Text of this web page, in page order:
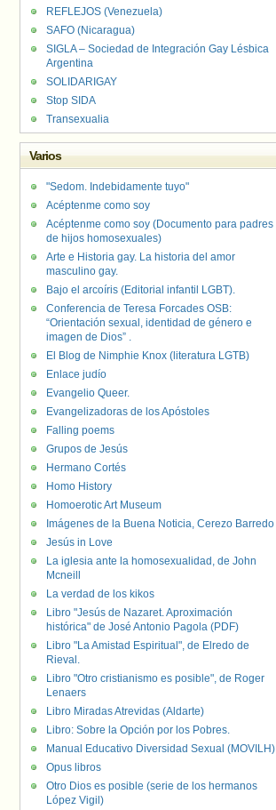
REFLEJOS (Venezuela)
SAFO (Nicaragua)
SIGLA – Sociedad de Integración Gay Lésbica
Argentina
SOLIDARIGAY
Stop SIDA
Transexualia
Varios
"Sedom. Indebidamente tuyo"
Acéptenme como soy
Acéptenme como soy (Documento para padres
de hijos homosexuales)
Arte e Historia gay. La historia del amor
masculino gay.
Bajo el arcoíris (Editorial infantil LGBT).
Conferencia de Teresa Forcades OSB:
“Orientación sexual, identidad de género e
imagen de Dios” .
El Blog de Nimphie Knox (literatura LGTB)
Enlace judío
Evangelio Queer.
Evangelizadoras de los Apóstoles
Falling poems
Grupos de Jesús
Hermano Cortés
Homo History
Homoerotic Art Museum
Imágenes de la Buena Noticia, Cerezo Barredo
Jesús in Love
La iglesia ante la homosexualidad, de John
Mcneill
La verdad de los kikos
Libro "Jesús de Nazaret. Aproximación
histórica" de José Antonio Pagola (PDF)
Libro "La Amistad Espiritual", de Elredo de
Rieval.
Libro "Otro cristianismo es posible", de Roger
Lenaers
Libro Miradas Atrevidas (Aldarte)
Libro: Sobre la Opción por los Pobres.
Manual Educativo Diversidad Sexual (MOVILH)
Opus libros
Otro Dios es posible (serie de los hermanos
López Vigil)